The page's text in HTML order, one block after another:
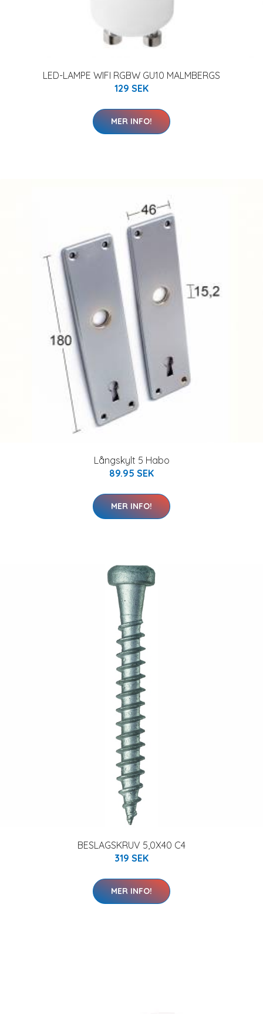
LED-LAMPE WIFI RGBW GU10 MALMBERGS
129 SEK
MER INFO!
Långskylt 5 Habo
89.95 SEK
MER INFO!
BESLAGSKRUV 5,0X40 C4
319 SEK
MER INFO!